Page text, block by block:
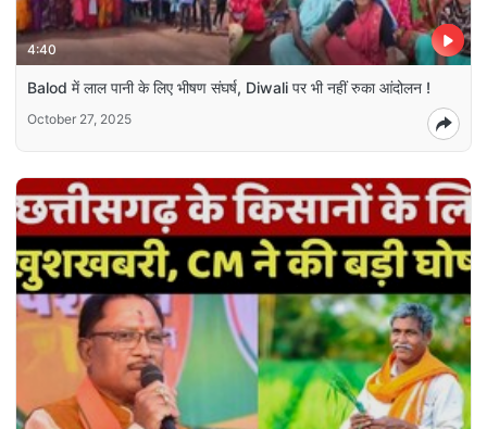
4:40
Balod में लाल पानी के लिए भीषण संघर्ष, Diwali पर भी नहीं रुका आंदोलन !
October 27, 2025